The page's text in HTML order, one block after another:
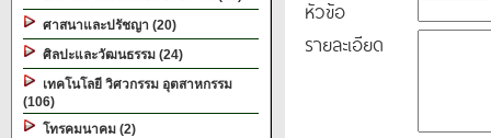
ศาสนาและปรัชญา (20)
ศิลปะและวัฒนธรรม (24)
เทคโนโลยี วิศวกรรม อุตสาหกรรม
(106)
โทรคมนาคม (2)
หัวข้อ
รายละเอียด